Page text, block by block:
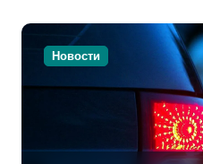
Новости